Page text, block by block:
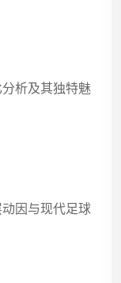
析及其独特魅
因与现代足球